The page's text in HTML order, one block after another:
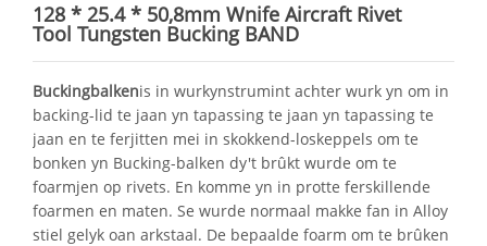
128 * 25.4 * 50,8mm Wnife Aircraft Rivet
Tool Tungsten Bucking BAND
Buckingbalkenis in wurkynstrumint achter wurk yn om in
backing-lid te jaan yn tapassing te jaan yn tapassing te
jaan en te ferjitten mei in skokkend-loskeppels om te
bonken yn Bucking-balken dy't brûkt wurde om te
foarmjen op rivets. En komme yn in protte ferskillende
foarmen en maten. Se wurde normaal makke fan in Alloy
stiel gelyk oan arkstaal. De bepaalde foarm om te brûken